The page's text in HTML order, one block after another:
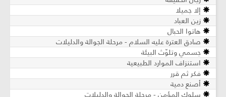
إلا جميلا
زين العباد
هاتوا الحبال
صادق العترة عليه السلام - مرحلة الجوالة والدليلات
جسمي وتلوّث البيئة
استنزاف الموارد الطبيعية
فكر ثم قرر
أصنع دمية
سلوك المؤمن - مرحلة الجوالة والدليلات